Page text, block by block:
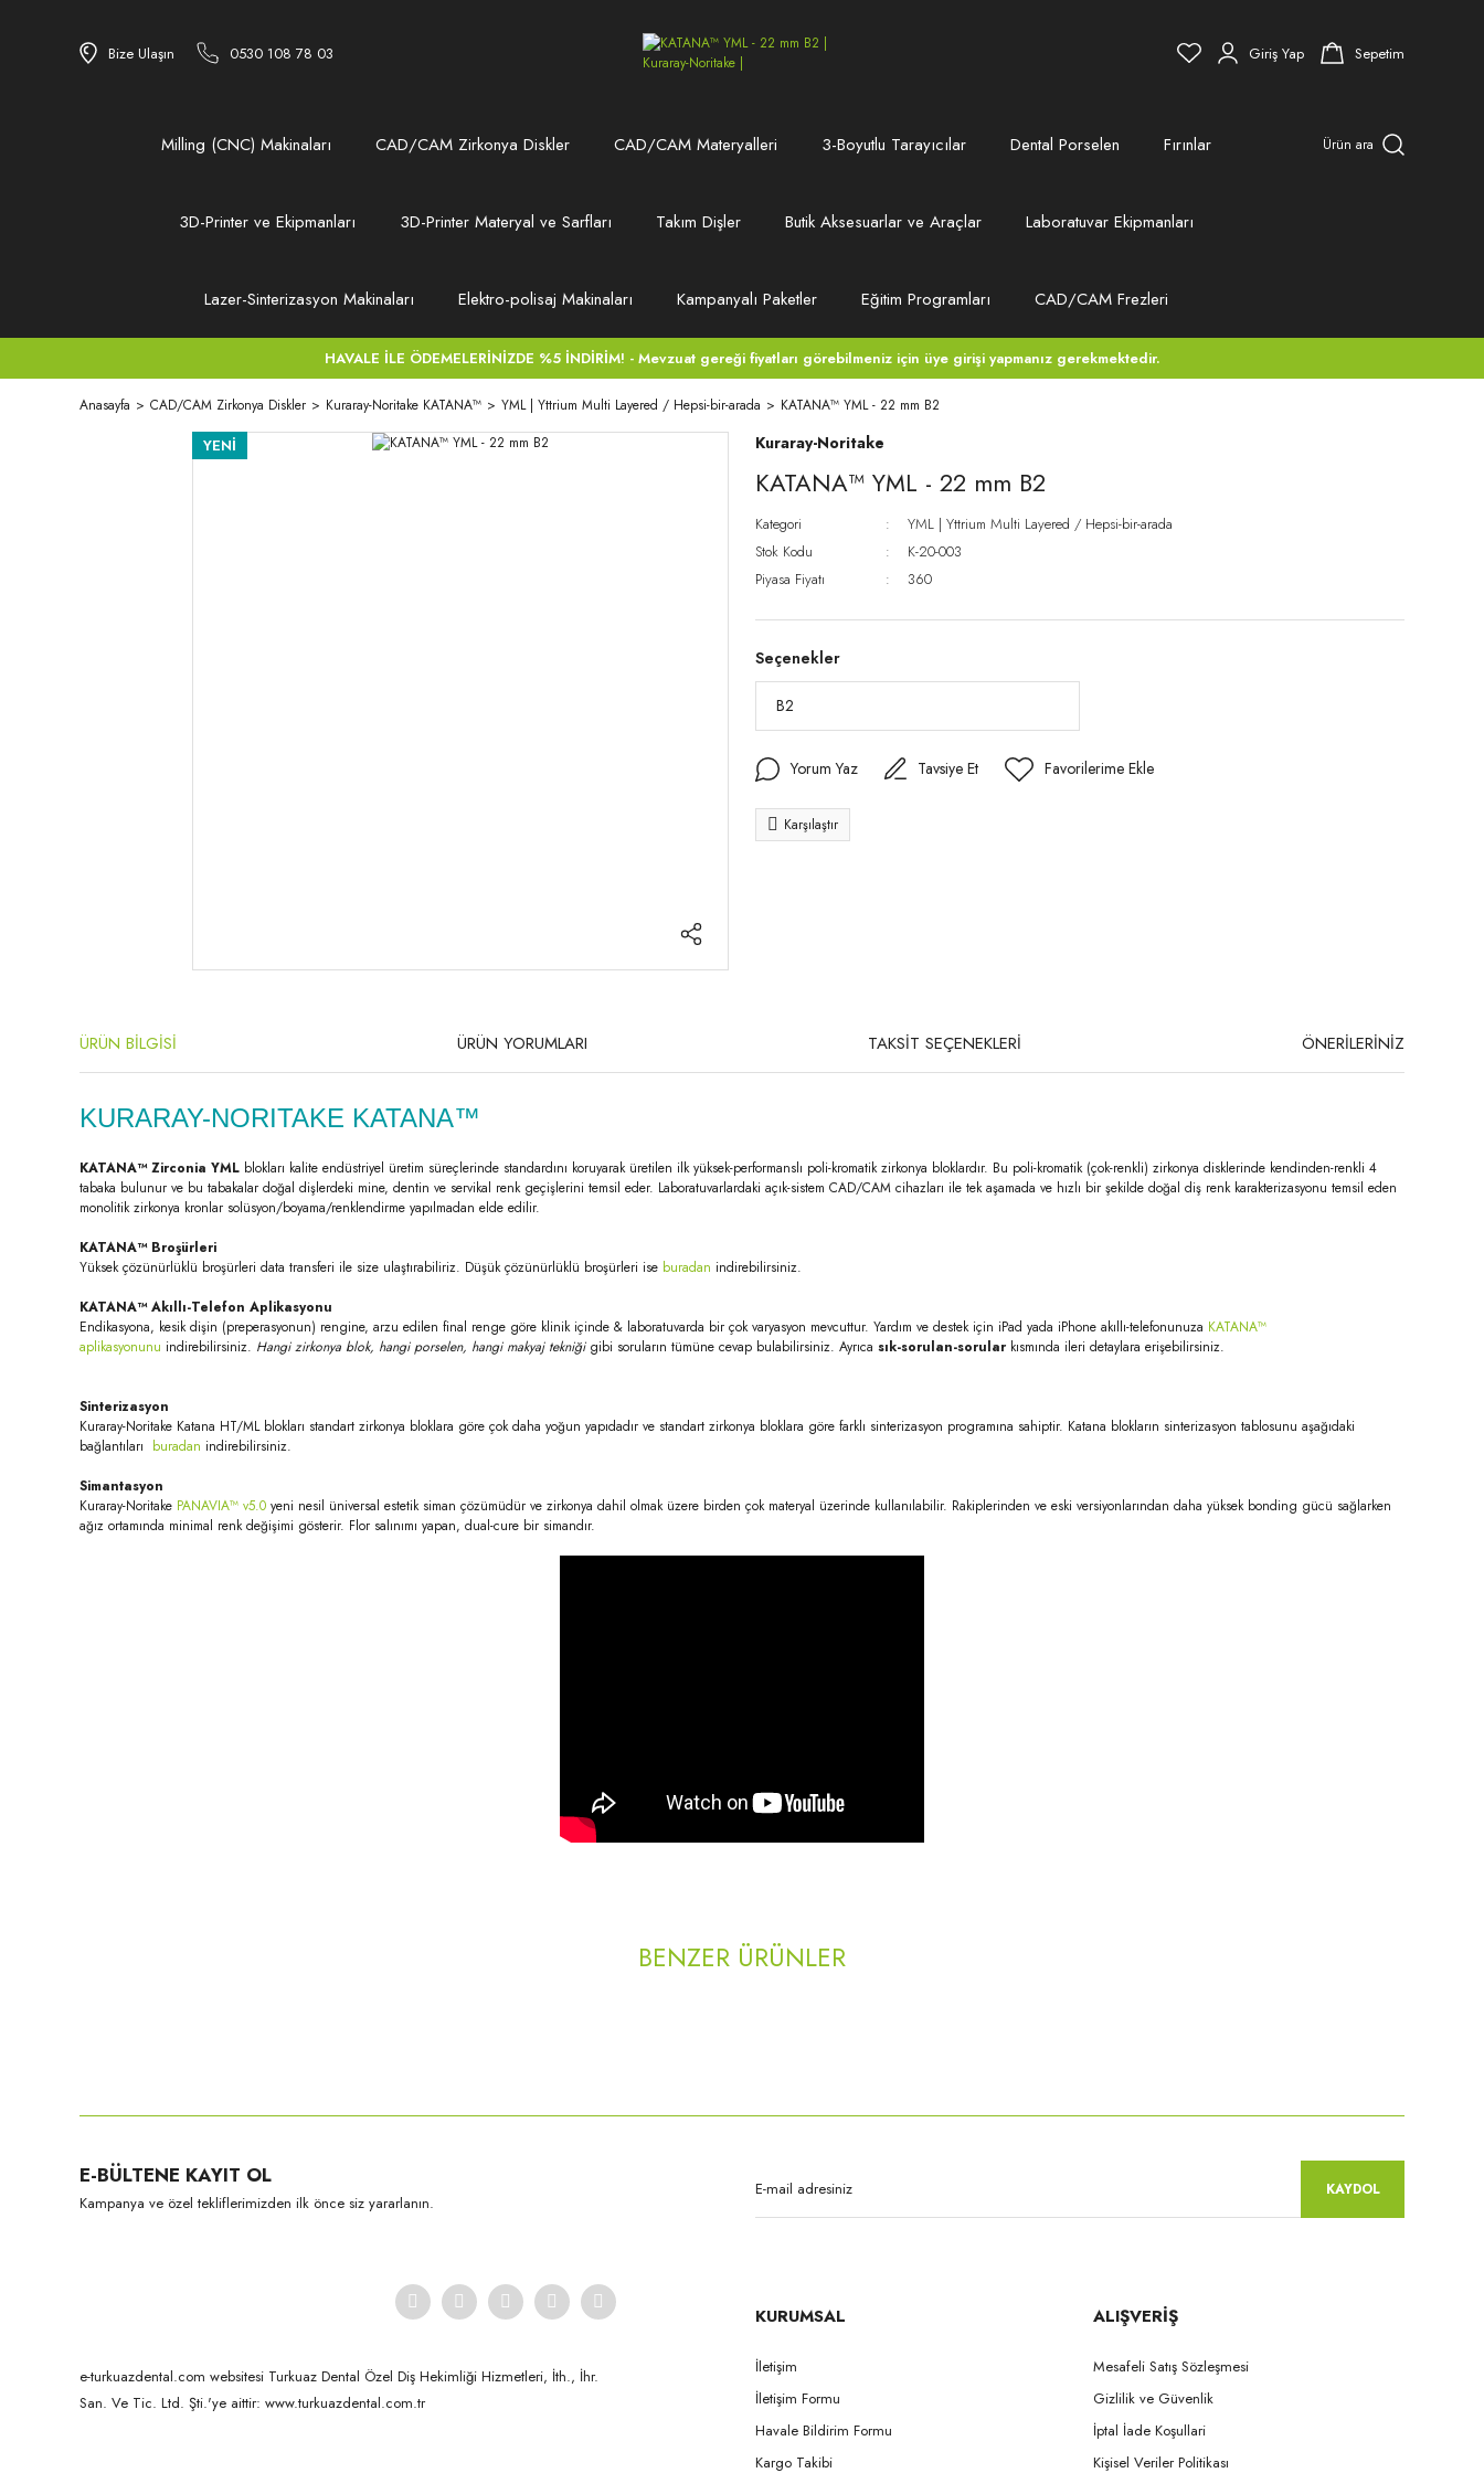
Bize Ulaşın 0530 108 78 03 Giriş Yap Sepetim
Milling (CNC) Makinaları CAD/CAM Zirkonya Diskler CAD/CAM Materyalleri 3-Boyutlu Tarayıcılar Dental Porselen Fırınlar
3D-Printer ve Ekipmanları 3D-Printer Materyal ve Sarfları Takım Dişler Butik Aksesuarlar ve Araçlar Laboratuvar Ekipmanları
Lazer-Sinterizasyon Makinaları Elektro-polisaj Makinaları Kampanyalı Paketler Eğitim Programları CAD/CAM Frezleri
Ürün ara
HAVALE İLE ÖDEMELERİNİZDE %5 İNDİRİM! - Mevzuat gereği fiyatları görebilmeniz için üye girişi yapmanız gerekmektedir.
Anasayfa CAD/CAM Zirkonya Diskler Kuraray-Noritake KATANA™ YML | Yttrium Multi Layered / Hepsi-bir-arada KATANA™ YML - 22 mm B2
YENİ Kuraray-Noritake
KATANA™ YML - 22 mm B2
Kategori
YML | Yttrium Multi Layered / Hepsi-bir-arada
Stok Kodu
K-20-003
Piyasa Fiyatı
360
Seçenekler
Yorum Yaz Tavsiye Et
Karşılaştır
ÜRÜN BİLGİSİ ÜRÜN YORUMLARI TAKSİT SEÇENEKLERİ ÖNERİLERİNİZ
KURARAY-NORITAKE KATANA™
KATANA™ Zirconia YML blokları kalite endüstriyel üretim süreçlerinde standardını koruyarak üretilen ilk yüksek-performanslı poli-kromatik zirkonya bloklardır. Bu poli-kromatik (çok-renkli) zirkonya disklerinde kendinden-renkli 4
tabaka bulunur ve bu tabakalar doğal dişlerdeki mine, dentin ve servikal renk geçişlerini temsil eder. Laboratuvarlardaki açık-sistem CAD/CAM cihazları ile tek aşamada ve hızlı bir şekilde doğal diş renk karakterizasyonu temsil eden
monolitik zirkonya kronlar solüsyon/boyama/renklendirme yapılmadan elde edilir.
KATANA™ Broşürleri
Yüksek çözünürlüklü broşürleri data transferi ile size ulaştırabiliriz. Düşük çözünürlüklü broşürleri ise buradan indirebilirsiniz.
KATANA™ Akıllı-Telefon Aplikasyonu
Endikasyona, kesik dişin (preperasyonun) rengine, arzu edilen final renge göre klinik içinde & laboratuvarda bir çok varyasyon mevcuttur. Yardım ve destek için iPad yada iPhone akıllı-telefonunuza KATANA™
aplikasyonunu indirebilirsiniz. Hangi zirkonya blok, hangi porselen, hangi makyaj tekniğigibi soruların tümüne cevap bulabilirsiniz. Ayrıca sık-sorulan-sorular kısmında ileri detaylara erişebilirsiniz.
Sinterizasyon
Kuraray-Noritake Katana HT/ML blokları standart zirkonya bloklara göre çok daha yoğun yapıdadır ve standart zirkonya bloklara göre farklı sinterizasyon programına sahiptir. Katana blokların sinterizasyon tablosunu aşağıdaki
bağlantıları buradan indirebilirsiniz.
Simantasyon
Kuraray-Noritake PANAVIA™ v5.0 yeni nesil üniversal estetik siman çözümüdür ve zirkonya dahil olmak üzere birden çok materyal üzerinde kullanılabilir. Rakiplerinden ve eski versiyonlarından daha yüksek bonding gücü sağlarken
ağız ortamında minimal renk değişimi gösterir. Flor salınımı yapan, dual-cure bir simandır.
BENZER ÜRÜNLER
KATANA™ YML - 14 mm NW
E-BÜLTENE KAYIT OL
Kampanya ve özel tekliflerimizden ilk önce siz yararlanın.
KAYDOL
e-turkuazdental.com websitesi Turkuaz Dental Özel Diş Hekimliği Hizmetleri, İth., İhr.
San. Ve Tic. Ltd. Şti.'ye aittir: www.turkuazdental.com.tr
KURUMSAL
İletişim
İletişim Formu
Havale Bildirim Formu
Kargo Takibi
ALIŞVERİŞ
Mesafeli Satış Sözleşmesi
Gizlilik ve Güvenlik
İptal İade Koşullari
Kişisel Veriler Politikası